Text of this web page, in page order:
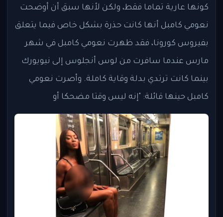
كونها عارية تماما فقط، ولكن لأنها سبق أن أوضحت
نعومي كامبل أنها كانت حذرة بشكل خاص فيما يتعلق
بفيروس كورونا، فقد ظهرت نعومي كامبل في شهر
مارس عندما سافرت من لوس أنجلوس إلى نيويورك
بينما كانت ترتدي بدلة وقاية كاملة. وأصرت نعومي
كامبل حينها قائلة: "إنه ليس وقتا مضحكا أو